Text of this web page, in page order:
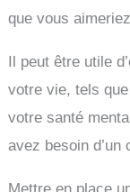
que vous
Il peut être utile
votre vie, tels
votre santé
avez besoin d’un
Mettre en place